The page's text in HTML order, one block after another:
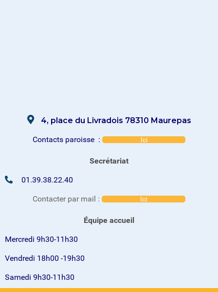
4, place du Livradois 78310 Maurepas
Contacts paroisse : Ici
Secrétariat
01.39.38.22.40
Contacter par mail : Ici
Équipe accueil
Mercredi 9h30-11h30
Vendredi 18h00 -19h30
Samedi 9h30-11h30